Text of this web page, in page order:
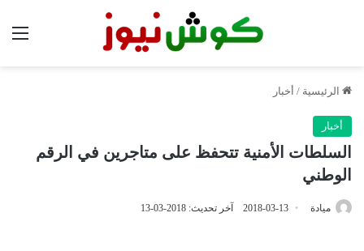
الرئيسية / أخبار
أخبار
السلطات الأمنية تتحفظ على متاجرين في الرقم
الوطني
ميادة 2018-03-13 آخر تحديث: 2018-03-13